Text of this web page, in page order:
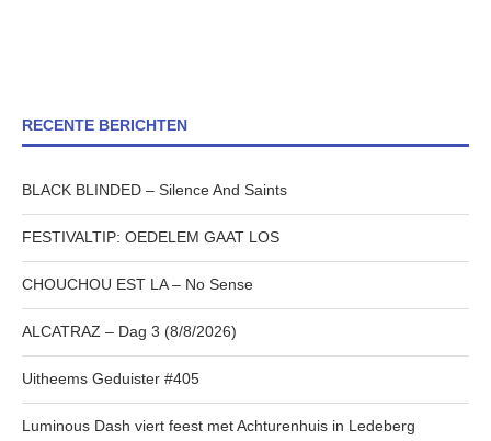
RECENTE BERICHTEN
BLACK BLINDED – Silence And Saints
FESTIVALTIP: OEDELEM GAAT LOS
CHOUCHOU EST LA – No Sense
ALCATRAZ – Dag 3 (8/8/2026)
Uitheems Geduister #405
Luminous Dash viert feest met Achturenhuis in Ledeberg